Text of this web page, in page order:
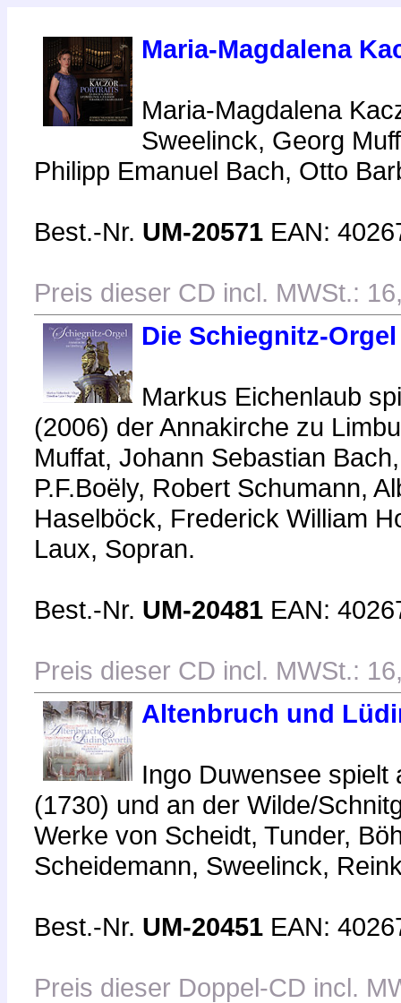
Maria-Magdalena
Maria-Magdalena
Sweelinck, Georg
Philipp Emanuel Bach, Otto
Best.-Nr. UM-20571 EAN:
Preis dieser CD incl. MWSt.:
Die Schiegnitz-
Markus Eichenlaub
(2006) der Annakirche zu
Muffat, Johann Sebastian
P.F.Boëly, Robert Schumann,
Haselböck, Frederick William
Laux, Sopran.
Best.-Nr. UM-20481 EAN:
Preis dieser CD incl. MWSt.:
Altenbruch und
Ingo Duwensee spielt
(1730) und an der Wilde/
Werke von Scheidt, Tunder,
Scheidemann, Sweelinck,
Best.-Nr. UM-20451 EAN:
Preis dieser Doppel-CD incl.